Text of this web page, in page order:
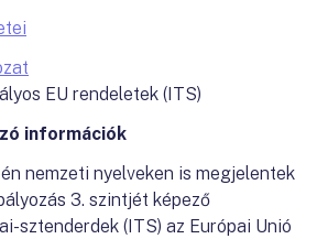
EU rendeletek (ITS)
információk
nemzeti nyelveken is megjelentek
3. szintjét képező
sztenderdek (ITS) az Európai Unió